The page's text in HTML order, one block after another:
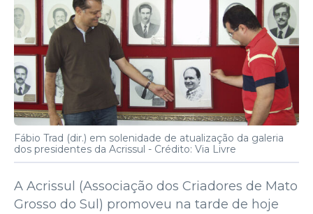
Fábio Trad (dir.) em solenidade de atualização da galeria
dos presidentes da Acrissul - Crédito: Via Livre
A Acrissul (Associação dos Criadores de Mato
Grosso do Sul) promoveu na tarde de hoje